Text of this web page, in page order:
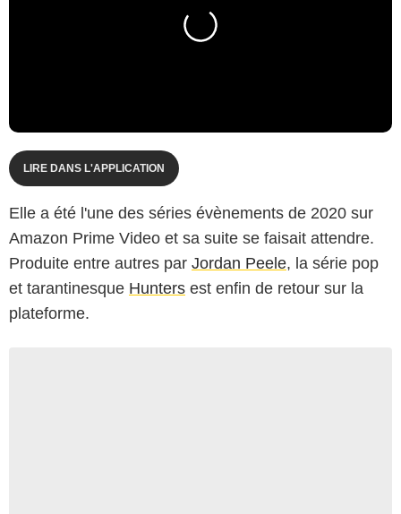
LIRE DANS L'APPLICATION
Elle a été l'une des séries évènements de 2020 sur
Amazon Prime Video et sa suite se faisait attendre.
Produite entre autres par Jordan Peele, la série pop
et tarantinesque Hunters est enfin de retour sur la
plateforme.